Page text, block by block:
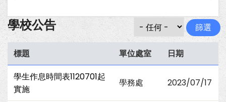
學校公告
標題 單位處室
日期
學生作息時間表1120701起
實施
學務處 2023/07/17